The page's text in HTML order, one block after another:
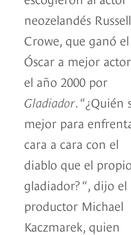
neozelandés Russell
Crowe, que ganó el
Óscar a mejor
el año 2000 por
Gladiador . “¿Quién
mejor para
cara a cara con el
diablo que el propio
gladiador? “, dijo el
productor Michael
Kaczmarek, quien